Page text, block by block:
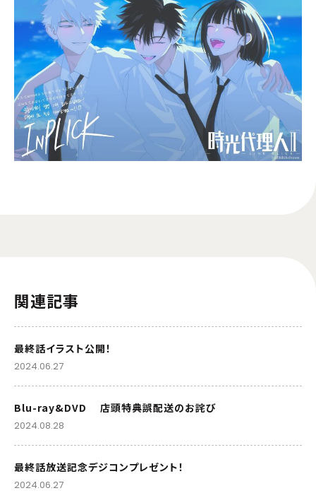
関連記事
最終話イラスト公開！
2024.06.27
Blu-ray&DVD 店頭特典誤配送のお詫び
2024.08.28
最終話放送記念デジコンプレゼント！
2024.06.27